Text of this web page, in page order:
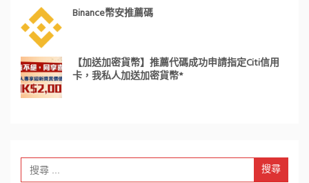
Binance幣安推薦碼
【加送加密貨幣】推薦代碼成功申請指定Citi信用
卡，我私人加送加密貨幣*
Search
for: